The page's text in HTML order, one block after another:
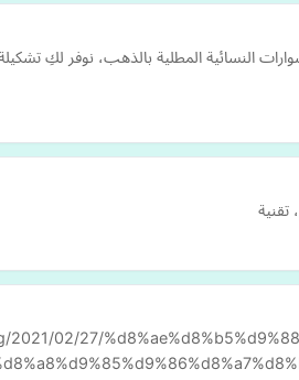
النسائية المطلية بالذهب، نوفر لكِ
تقنية
02/27/